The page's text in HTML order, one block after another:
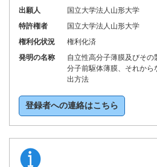
出願人
国立大学法人山形大学
特許権者
国立大学法人山形大学
権利化状況
権利化済
発明の名称
自立性高分子薄膜及びそ
分子前駆体薄膜、それか
出方法
登録者への連絡はこちら